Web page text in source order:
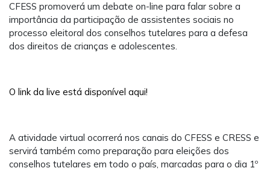
CFESS promoverá um debate on-line para falar sobre a
importância da participação de assistentes sociais no
processo eleitoral dos conselhos tutelares para a defesa
dos direitos de crianças e adolescentes.
O link da live está disponível aqui!
A atividade virtual ocorrerá nos canais do CFESS e CRESS e
servirá também como preparação para eleições dos
conselhos tutelares em todo o país, marcadas para o dia 1º